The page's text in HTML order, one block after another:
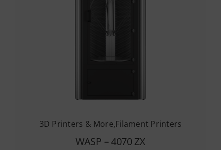
3D Printers & More,Filament Printers
WASP – 4070 ZX